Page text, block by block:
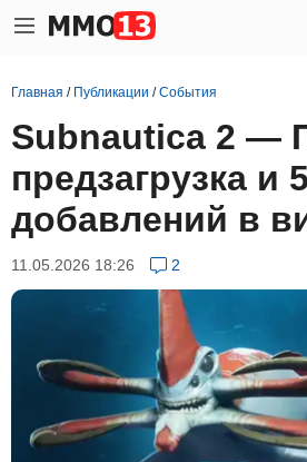
Главная / Публикации /События
Subnautica 2 —
предзагрузка и
добавлений в
11.05.2026 18:26 2